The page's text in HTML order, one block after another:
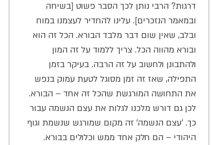
דרגות? הרבי נותן לכך הסבר פשוט [בשיחה
ובמאמר הנזכרים]. עלינו להחדיר לעצמנו במוח
ובלב, שאין שום דבר מלבד הבורא. הכל זה הוא
ובורא מהווה הכל. צריך ללמוד על זה המון
ולהתבונן ולחשוב על זה הרבה. בעיקר בזמן
התפילה, שאז זה זמן מסוגל לטעת עמוק בנפש
את התחושה המורגשת שהכל זה אחד – הבורא.
לכן גם דורש מלכנו לגלות את עצם הנשמה עבור
כך. 'עצם הנשמה' זה מקום שמורגש שנשמת וגוף
היהודי – הם חלק אחד ממש וכלולים בבורא.